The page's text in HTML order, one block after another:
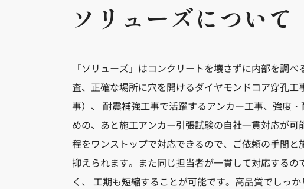
ソリューズについて
「ソリューズ」はコンクリートを壊さずに内部を調
査、正確な場所に穴を開けるダイヤモンドコア穿孔工
事）、 耐震補強工事で活躍するアンカー工事、強度
めの、あと施工アンカー引張試験の自社一貫対応が可
程をワンストップで対応できるので、ご依頼の手間と
抑えられます。また同じ担当者が一貫して対応するの
く、 工期も短縮することが可能です。高品質でしっ